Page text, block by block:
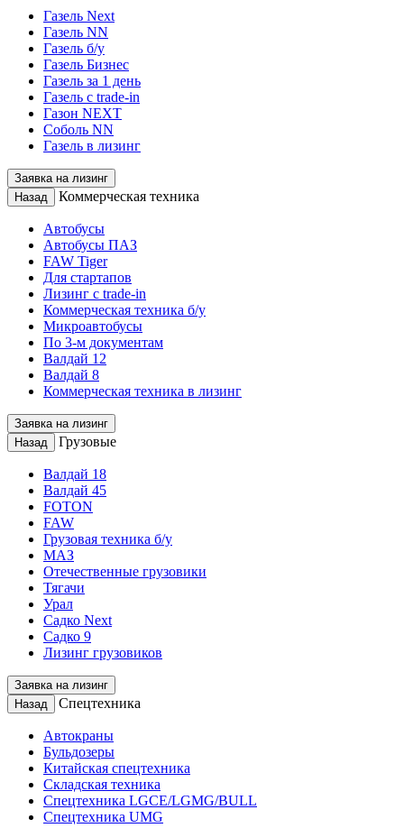
Газель Next
Газель NN
Газель б/у
Газель Бизнес
Газель за 1 день
Газель с trade-in
Газон NEXT
Соболь NN
Газель в лизинг
Заявка на лизинг
Назад
Коммерческая техника
Автобусы
Автобусы ПАЗ
FAW Tiger
Для стартапов
Лизинг с trade-in
Коммерческая техника б/у
Микроавтобусы
По 3-м документам
Валдай 12
Валдай 8
Коммерческая техника в лизинг
Заявка на лизинг
Назад
Грузовые
Валдай 18
Валдай 45
FOTON
FAW
Грузовая техника б/у
МАЗ
Отечественные грузовики
Тягачи
Урал
Садко Next
Садко 9
Лизинг грузовиков
Заявка на лизинг
Назад
Спецтехника
Автокраны
Бульдозеры
Китайская спецтехника
Складская техника
Спецтехника LGCE/LGMG/BULL
Спецтехника UMG